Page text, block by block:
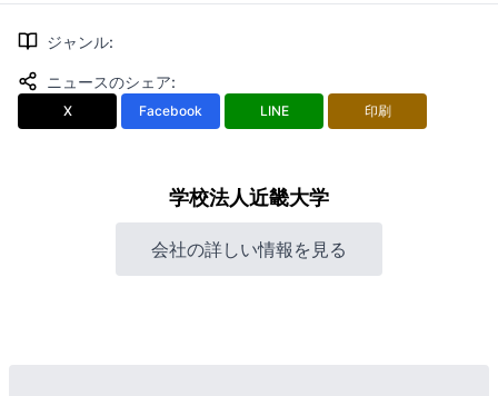
ジャンル:
ニュースのシェア:
X Facebook LINE 印刷
学校法人近畿大学
会社の詳しい情報を見る